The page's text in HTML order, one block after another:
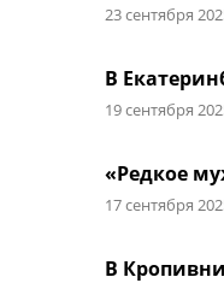
23 сентября
В
19 сентября
«Редкое
17 сентября
В